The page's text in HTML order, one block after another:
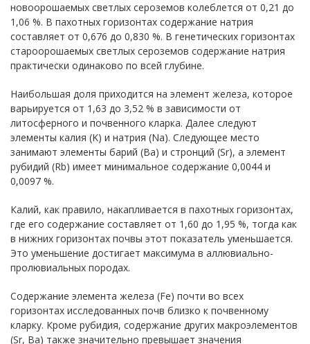
новоорошаемых светлых сероземов колеблется от 0,21 до
1,06 %. В пахотных горизонтах содержание натрия
составляет от 0,676 до 0,830 %. В генетических горизонтах
староорошаемых светлых сероземов содержание натрия
практически одинаково по всей глубине.
Наибольшая доля приходится на элемент железа, которое
варьируется от 1,63 до 3,52 % в зависимости от
литосферного и почвенного кларка. Далее следуют
элементы калия (K) и натрия (Na). Следующее место
занимают элементы барий (Ba) и стронций (Sr), а элемент
рубидий (Rb) имеет минимальное содержание 0,0044 и
0,0097 %.
Калий, как правило, накапливается в пахотных горизонтах,
где его содержание составляет от 1,60 до 1,95 %, тогда как
в нижних горизонтах почвы этот показатель уменьшается.
Это уменьшение достигает максимума в аллювиально-
пролювиальных породах.
Содержание элемента железа (Fe) почти во всех
горизонтах исследованных почв близко к почвенному
кларку. Кроме рубидия, содержание других макроэлементов
(Sr, Ba) также значительно превышает значения